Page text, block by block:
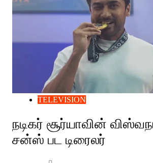
TELEVISION
நடிகர் சூர்யாவின்
சன்ஸ் பட டிரைலர்